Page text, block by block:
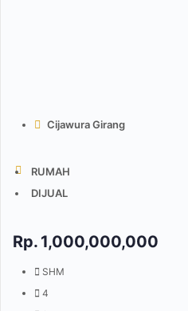
Cijawura Girang
RUMAH
DIJUAL
Rp. 1,000,000,000
SHM
4